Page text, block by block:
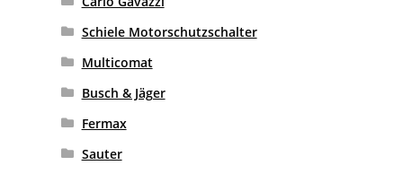
Schiele Motorschutzschalter
Multicomat
Busch & Jäger
Fermax
Sauter